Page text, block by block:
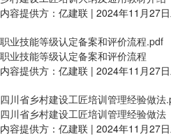
内容提供方：亿建联 | 2024年11月27
职业技能等级认定备案和评价流程.pdf
职业技能等级认定备案和评价流程
内容提供方：亿建联 | 2024年11月27
四川省乡村建设工匠培训管理经验做法
四川省乡村建设工匠培训管理经验做法
内容提供方：亿建联 | 2024年11月27